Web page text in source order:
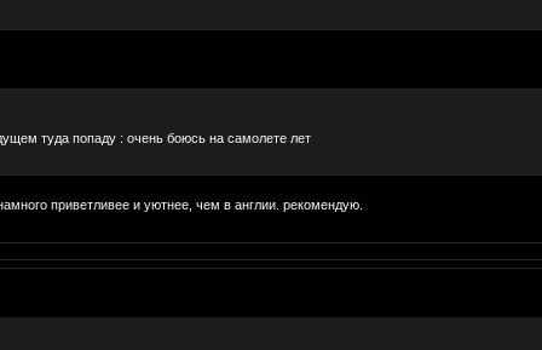
туда попаду : очень боюсь на самолете лет
приветливее и уютнее, чем в англии. рекомендую.